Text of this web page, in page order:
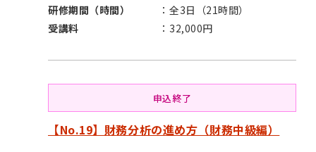
研修期間（時間）
全3日（21時間）
受講料
32,000円
申込終了
【No.19】財務分析の進め方（財務中級編）